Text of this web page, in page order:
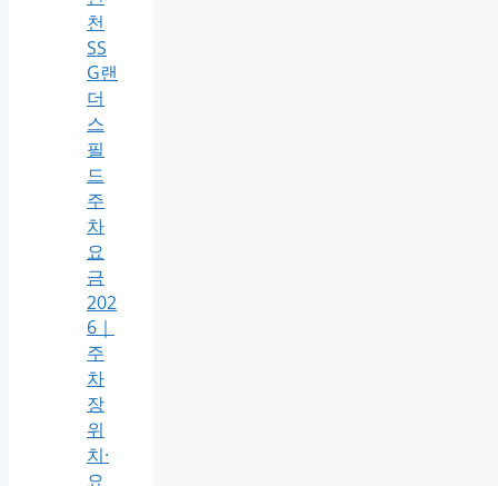
천
SS
G랜
더
스
필
드
주
차
요
금
202
6｜
주
차
장
위
치·
요